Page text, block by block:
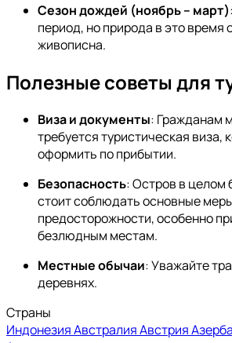
Сезон дождей (ноябрь – март)
период, но природа в это время
живописна.
Полезные советы для
Виза и документы: Гражданам
требуется туристическая виза,
оформить по прибытии.
Безопасность: Остров в целом
стоит соблюдать основные
предосторожности, особенно
безлюдным местам.
Местные обычаи: Уважайте
деревнях.
Страны
ИндонезияАвстралияАвстрия